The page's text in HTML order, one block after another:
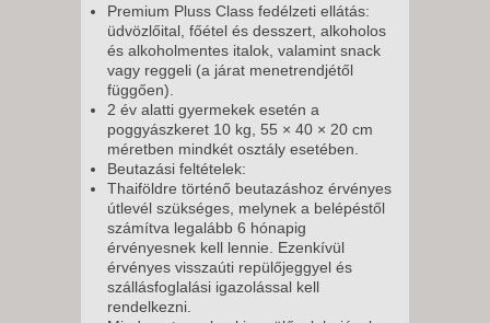
Premium Pluss Class fedélzeti ellátás:
üdvözlőital, főétel és desszert, alkoholos
és alkoholmentes italok, valamint snack
vagy reggeli (a járat menetrendjétől
függően).
2 év alatti gyermekek esetén a
poggyászkeret 10 kg, 55 × 40 × 20 cm
méretben mindkét osztály esetében.
Beutazási feltételek:
Thaiföldre történő beutazáshoz érvényes
útlevél szükséges, melynek a belépéstől
számítva legalább 6 hónapig
érvényesnek kell lennie. Ezenkívül
érvényes visszaúti repülőjeggyel és
szállásfoglalási igazolással kell
rendelkezni.